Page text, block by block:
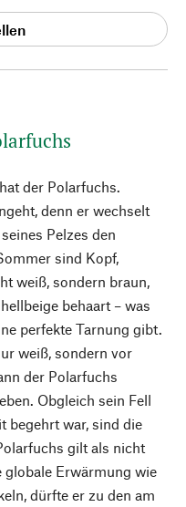
der Polarfuchs.
denn er wechselt
Pelzes den
sind Kopf,
weiß, sondern braun,
behaart – was
perfekte Tarnung gibt.
weiß, sondern vor
der Polarfuchs
Obgleich sein Fell
begehrt war, sind die
gilt als nicht
Erwärmung wie
dürfte er zu den am